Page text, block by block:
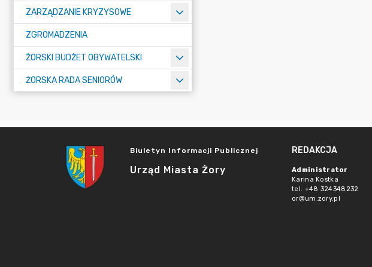
ZARZĄDZANIE KRYZYSOWE
ZGROMADZENIA
ŻORSKI BUDŻET OBYWATELSKI
ŻORSKA RADA SENIORÓW
Biuletyn Informacji Publicznej
Urząd Miasta Żory
REDAKCJA
Administrator
Karina Kostka
tel. +48 324348232
or@um.zory.pl